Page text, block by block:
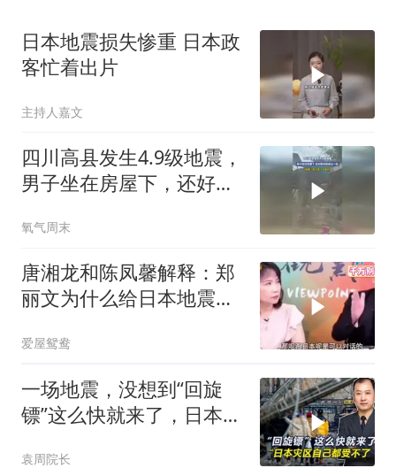
日本地震损失惨重 日本政
客忙着出片
主持人嘉文
四川高县发生4.9级地震，
男子坐在房屋下，还好跑
氧气周末
唐湘龙和陈凤馨解释：郑
丽文为什么给日本地震捐
爱屋鸳鸯
一场地震，没想到“回旋
镖”这么快就来了，日本灾
袁周院长